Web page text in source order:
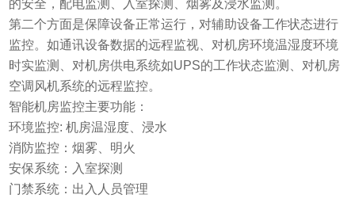
的安全，配电监测、入室探测、烟雾及浸水监测。
第二个方面是保障设备正常运行，对辅助设备工作状态进行
监控。如通讯设备数据的远程监视、对机房环境温湿度环境
时实监测、对机房供电系统如UPS的工作状态监测、对机房
空调风机系统的远程监控。
智能机房监控主要功能：
环境监控: 机房温湿度、浸水
消防监控：烟雾、明火
安保系统：入室探测
门禁系统：出入人员管理